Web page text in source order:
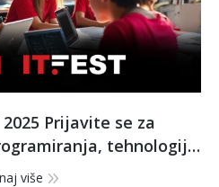
2025 Prijavite se za
tehnologije
više